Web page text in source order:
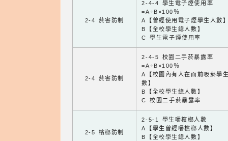
2-4 菸害防制
2-4-4 學生電子煙使用率
=A÷B×100％
A【曾經使用電子煙學生人數
B【全校學生總人數】
C 學生電子煙使用率
2-4 菸害防制
2-4-5 校園二手菸暴露率
=A÷B×100％
A【校園內有人在面前吸菸學
數】
B【全校學生總人數】
C 校園二手菸暴露率
2-5 檳榔防制
2-5-1 學生嚼檳榔人數
A【學生曾經嚼檳榔人數】
B【全校學生總人數】